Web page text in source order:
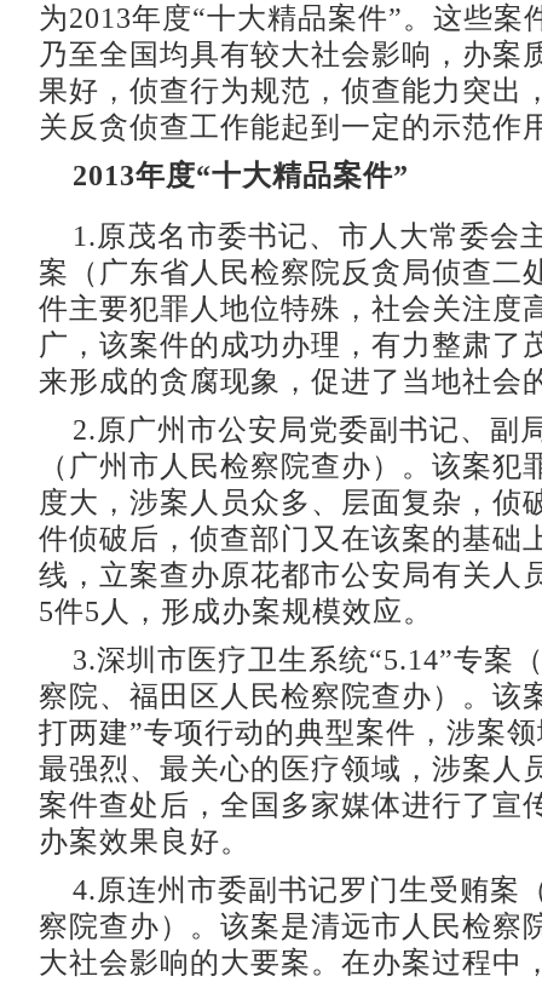
为2013年度“十大精品案件”。这些案
乃至全国均具有较大社会影响，办案
果好，侦查行为规范，侦查能力突出
关反贪侦查工作能起到一定的示范作
2013年度“十大精品案件”
1.原茂名市委书记、市人大常委会
案（广东省人民检察院反贪局侦查二
件主要犯罪人地位特殊，社会关注度
广，该案件的成功办理，有力整肃了
来形成的贪腐现象，促进了当地社会
2.原广州市公安局党委副书记、副
（广州市人民检察院查办）。该案犯
度大，涉案人员众多、层面复杂，侦
件侦破后，侦查部门又在该案的基础
线，立案查办原花都市公安局有关人
5件5人，形成办案规模效应。
3.深圳市医疗卫生系统“5.14”专案
察院、福田区人民检察院查办）。该
打两建”专项行动的典型案件，涉案
最强烈、最关心的医疗领域，涉案人
案件查处后，全国多家媒体进行了宣
办案效果良好。
4.原连州市委副书记罗门生受贿案
察院查办）。该案是清远市人民检察
大社会影响的大要案。在办案过程中